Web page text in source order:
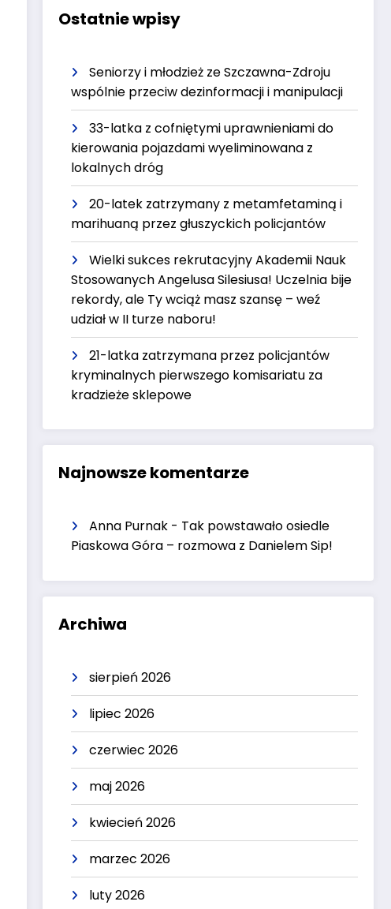
Ostatnie wpisy
Seniorzy i młodzież ze Szczawna-Zdroju
wspólnie przeciw dezinformacji i manipulacji
33-latka z cofniętymi uprawnieniami do
kierowania pojazdami wyeliminowana z
lokalnych dróg
20-latek zatrzymany z metamfetaminą i
marihuaną przez głuszyckich policjantów
Wielki sukces rekrutacyjny Akademii Nauk
Stosowanych Angelusa Silesiusa! Uczelnia bije
rekordy, ale Ty wciąż masz szansę – weź
udział w II turze naboru!
21-latka zatrzymana przez policjantów
kryminalnych pierwszego komisariatu za
kradzieże sklepowe
Najnowsze komentarze
Anna Purnak - Tak powstawało osiedle
Piaskowa Góra – rozmowa z Danielem Sip!
Archiwa
sierpień 2026
lipiec 2026
czerwiec 2026
maj 2026
kwiecień 2026
marzec 2026
luty 2026